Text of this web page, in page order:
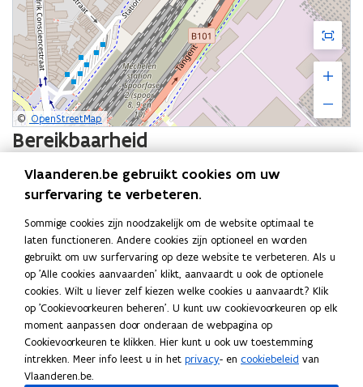
© OpenStreetMap
Bereikbaarheid
Een overzicht van de verschillende manieren waarop u het
gebouw kunt bereiken.
Trein
Bus
Fiets
Auto
Vlaanderen.be gebruikt cookies om uw
surfervaring te verbeteren.
Sommige cookies zijn noodzakelijk om de website optimaal te
laten functioneren. Andere cookies zijn optioneel en worden
gebruikt om uw surfervaring op deze website te verbeteren. Als u
op 'Alle cookies aanvaarden' klikt, aanvaardt u ook de optionele
cookies. Wilt u liever zelf kiezen welke cookies u aanvaardt? Klik
op 'Cookievoorkeuren beheren'. U kunt uw cookievoorkeuren op elk
moment aanpassen door onderaan de webpagina op
Cookievoorkeuren te klikken. Hier kunt u ook uw toestemming
intrekken. Meer info leest u in het privacy- en cookiebeleid van
Vlaanderen.be.